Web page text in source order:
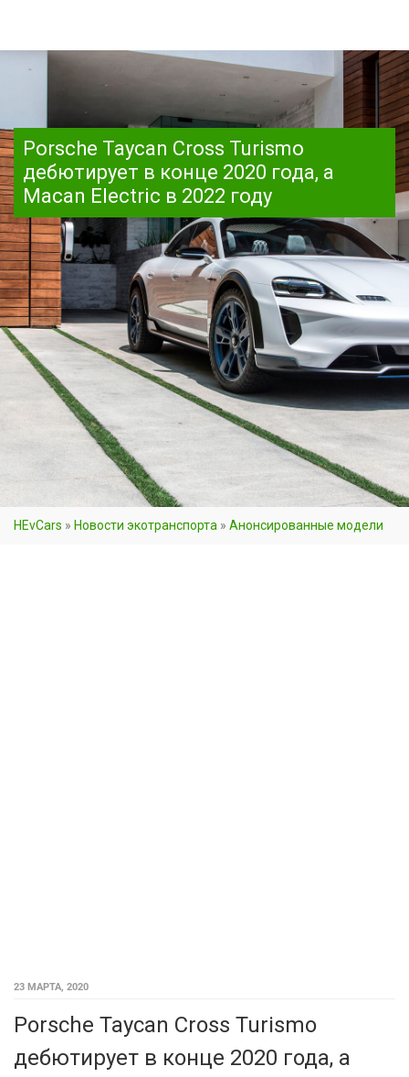
Porsche Taycan Cross Turismo
дебютирует в конце 2020 года, а
Macan Electric в 2022 году
HEvCars » Новости экотранспорта » Анонсированные модели
23 МАРТА, 2020
Porsche Taycan Cross Turismo
дебютирует в конце 2020 года, а